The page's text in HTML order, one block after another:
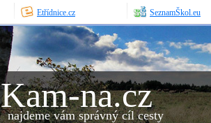
Etřídnice.cz SeznamŠkol.eu
Kam-na.cz
najdeme vám správný cíl cesty